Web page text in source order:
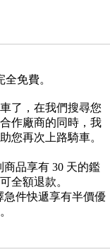
免費。
了，在我們搜尋您
作廠商的同時，我
您再次上路騎車。
商品享有 30 天的鑑
全額退款。
急件快遞享有半價優